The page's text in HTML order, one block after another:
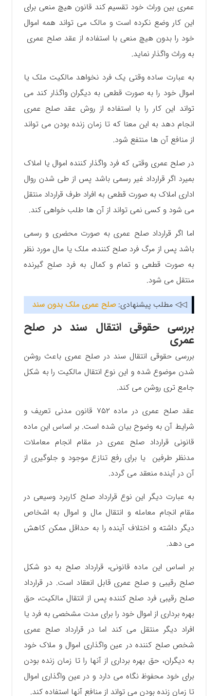
عمری بین وراث خود تقسیم کند قانون هیچ منعی برای
این کار وضع نکرده است و مالک می تواند همه اموال
خود را بدون هیچ منعی با استفاده از عقد صلح عمری
به وراث واگذار نماید.
به عبارت ساده وقتی یک فرد نخواهد مالکیت ملک یا
اموال خود را به صورت قطعی به دیگران واگذار کند می
تواند این کار را با استفاده از روش عقد صلح عمری
انجام دهد به این معنا که تا زمان زنده بودن می تواند
از منافع آن ها منتفع شود‌.
در صلح عمری وقتی که فرد واگذار کننده اموال یا املاک
بمیرد اگر قرارداد غیر رسمی باشد پس از طی شدن روال
اداری املاک به صورت قطعی به افراد طرف قرارداد منتقل
می شود و کسی نمی تواند از آن ها طلب خواهی کند.
اما اگر قرارداد صلح عمری به صورت محضری و رسمی
باشد پس از مرگ فرد صلح کننده، ملک یا مال مورد نظر
به صورت قطعی و تمام و کمال به فرد صلح گیرنده
منتقل می ‌شود.
◁◁ مطلب پیشنهادی:صلح عمری ملک بدون سند
بررسی حقوقی انتقال سند در صلح
عمری
بررسی حقوقی انتقال سند در صلح عمری باعث روشن
شدن موضوع شده و این نوع انتقال مالکیت را به شکل
جامع تری روشن می کند.
عقد صلح عمری در ماده ۷۵۲ قانون مدنی تعریف و
شرایط آن به وضوح بیان شده است. بر اساس این ماده
قانونی قرارداد صلح عمری در مقام انجام معاملات
مدنظر طرفین یا برای رفع تنازع موجود و جلوگیری از
آن در آینده منعقد می گردد.
به عبارت دیگر این نوع قرارداد صلح کاربرد وسیعی در
مقام انجام معامله و انتقال مال و اموال به اشخاص
دیگر داشته و اختلاف آینده را به حداقل ممکن کاهش
می دهد.
بر اساس این ماده قانونی، قرارداد صلح به دو شکل
صلح رقیبی و صلح عمری قابل انعقاد است. در قرارداد
صلح رقیبی فرد صلح کننده پس از انتقال مالکیت، حق
بهره برداری از اموال خود را برای مدت مشخصی به فرد یا
افراد دیگر منتقل می کند اما در قرارداد صلح عمری
شخص صلح کننده در عین واگذاری اموال و ملاک خود
به دیگران، حق بهره برداری از آنها را تا زمان زنده بودن
برای خود محفوظ نگاه می دارد و در عین واگذاری اموال
تا زمان زنده بودن می تواند از منافع آنها استفاده کند.